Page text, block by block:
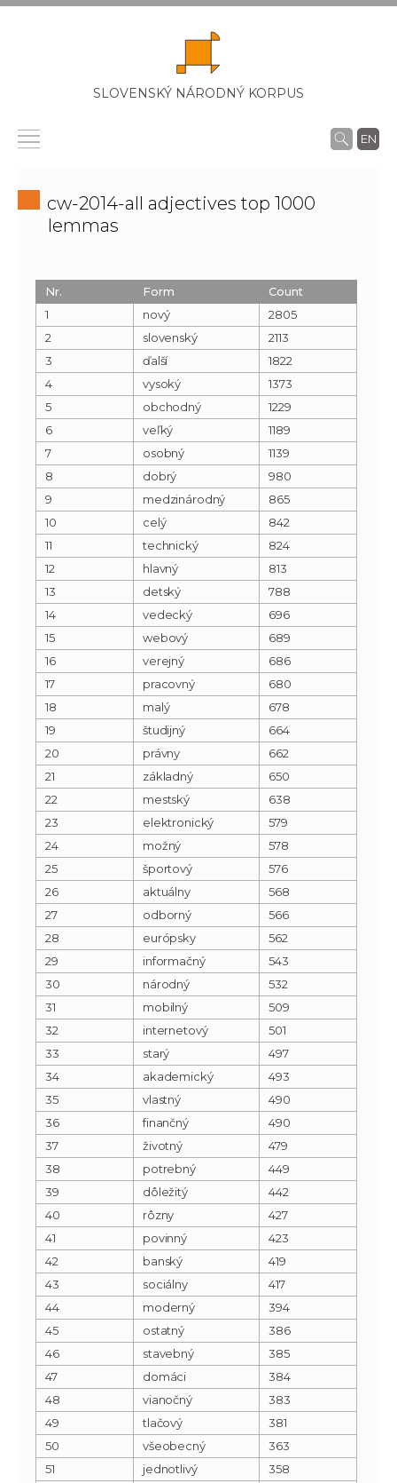
SLOVENSKÝ NÁRODNÝ KORPUS
EN
cw-2014-all adjectives top 1000
lemmas
Nr. Form
Count
1
nový
2805
2
slovenský
2113
3
ďalší
1822
4
vysoký
1373
5
obchodný
1229
6
veľký
1189
7
osobný
1139
8
dobrý
980
9
medzinárodný
865
10
celý
842
11
technický
824
12
hlavný
813
13
detský
788
14
vedecký
696
15
webový
689
16
verejný
686
17
pracovný
680
18
malý
678
19
študijný
664
20
právny
662
21
základný
650
22
mestský
638
23
elektronický
579
24
možný
578
25
športový
576
26
aktuálny
568
27
odborný
566
28
európsky
562
29
informačný
543
30
národný
532
31
mobilný
509
32
internetový
501
33
starý
497
34
akademický
493
35
vlastný
490
36
finančný
490
37
životný
479
38
potrebný
449
39
dôležitý
442
40
rôzny
427
41
povinný
423
42
banský
419
43
sociálny
417
44
moderný
394
45
ostatný
386
46
stavebný
385
47
domáci
384
48
vianočný
383
49
tlačový
381
50
všeobecný
363
51
jednotlivý
358